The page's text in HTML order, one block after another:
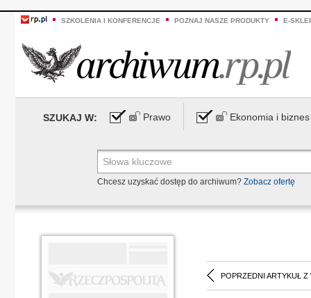
SZKOLENIA I KONFERENCJE POZNAJ NASZE PRODUKTY E-
SZUKAJ W: Prawo Ekonomia i biznes
Chcesz uzyskać dostęp do archiwum? Zobacz ofertę
POPRZEDNI ARTYKUŁ Z